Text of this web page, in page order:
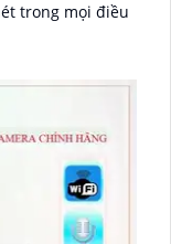
trong mọi điều